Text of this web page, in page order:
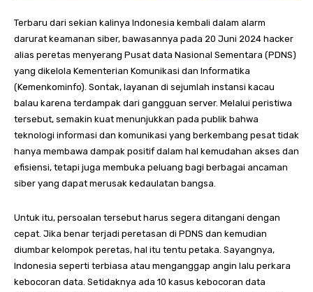
Terbaru dari sekian kalinya Indonesia kembali dalam alarm
darurat keamanan siber, bawasannya pada 20 Juni 2024 hacker
alias peretas menyerang Pusat data Nasional Sementara (PDNS)
yang dikelola Kementerian Komunikasi dan Informatika
(Kemenkominfo). Sontak, layanan di sejumlah instansi kacau
balau karena terdampak dari gangguan server. Melalui peristiwa
tersebut, semakin kuat menunjukkan pada publik bahwa
teknologi informasi dan komunikasi yang berkembang pesat tidak
hanya membawa dampak positif dalam hal kemudahan akses dan
efisiensi, tetapi juga membuka peluang bagi berbagai ancaman
siber yang dapat merusak kedaulatan bangsa.
Untuk itu, persoalan tersebut harus segera ditangani dengan
cepat. Jika benar terjadi peretasan di PDNS dan kemudian
diumbar kelompok peretas, hal itu tentu petaka. Sayangnya,
Indonesia seperti terbiasa atau menganggap angin lalu perkara
kebocoran data. Setidaknya ada 10 kasus kebocoran data